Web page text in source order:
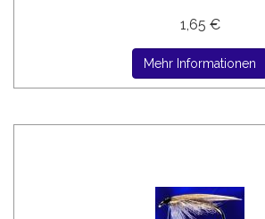
1,65 €
Mehr Informationen